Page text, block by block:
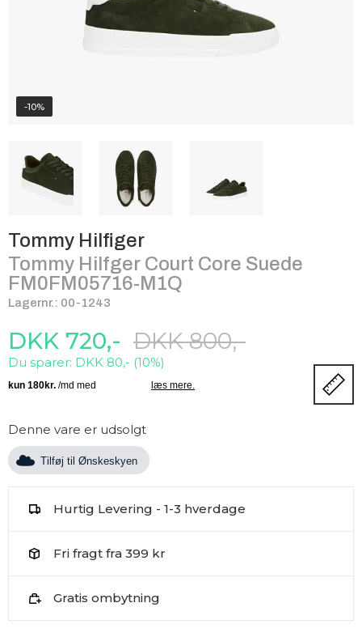
-10%
Tommy Hilfiger
Tommy Hilfger Court Core Suede
FM0FM05716-M1Q
Lagernr.: 00-1243
DKK 800,-
Du sparer: DKK 80,- (10%)
DKK 720,-
Denne vare er udsolgt
Tilføj til Ønskeskyen
Hurtig Levering - 1-3 hverdage
Fri fragt fra 399 kr
Gratis ombytning